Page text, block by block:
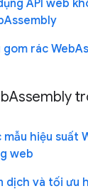
API web
gom rác
mẫu hiệu suất
web
dịch và tối ưu